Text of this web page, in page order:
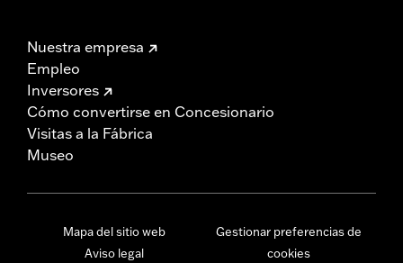
Nuestra empresa
Empleo
Inversores
Cómo convertirse en Concesionario
Visitas a la Fábrica
Museo
Mapa del sitio web
Aviso legal
Gestionar preferencias de
cookies